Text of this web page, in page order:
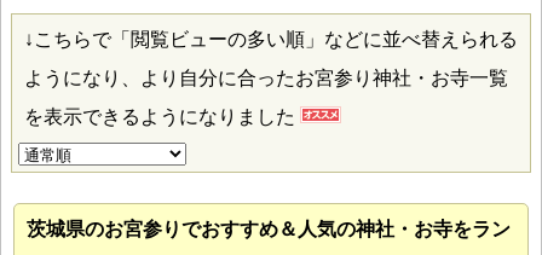
↓こちらで「閲覧ビューの多い順」などに並べ替えられる
ようになり、より自分に合ったお宮参り神社・お寺一覧
を表示できるようになりました
茨城県のお宮参りでおすすめ＆人気の神社・お寺をラン